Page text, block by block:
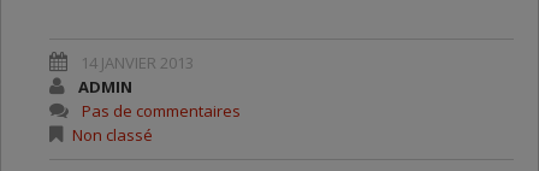
GALERIE D’IMAGES :
14 JANVIER 2013
ADMIN
Pas de commentaires
Non classé